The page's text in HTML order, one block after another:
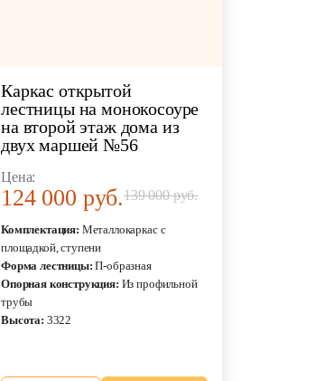
Каркас открытой
лестницы на монокосоуре
на второй этаж дома из
двух маршей №56
Цена:
124 000 руб.139 000 руб.
Комплектация: Металлокаркас с
площадкой, ступени
Форма лестницы: П-образная
Опорная конструкция: Из профильной
трубы
Высота: 3322